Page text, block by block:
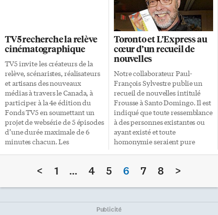
chanteuse franco-ivoirienne
aux multiples succès
internationaux avec son album
Métisse et des titres tels que On
va gâter le coin? Souffrance
Coupé-Décalé et […]
Terre, il y a un demi-milliard
d’années. Par des moyens
visuels inédits, notamment des
animations virtuelles
étonnantes, le site Web fait
revivre plus de 100 ans de
recherches et de découvertes,
où le ROM et Parcs Canada
jouent un rôle crucial.
L’exposition en ligne mettra en
vedette […]
TV5 recherche la relève
cinématographique
TV5 invite les créateurs de la
relève, scénaristes, réalisateurs
et artisans des nouveaux
médias à travers le Canada, à
participer à la 4e édition du
Fonds TV5 en soumettant un
projet de websérie de 5 épisodes
d’une durée maximale de 6
minutes chacun. Les
leurs projets. TV5 Québec
de financement aux projets
sélectionnés pour la production
Toronto et L’Express au
cœur d’un recueil de
nouvelles
Notre collaborateur Paul-
François Sylvestre publie un
recueil de nouvelles intitulé
Frousse à Santo Domingo. Il est
indiqué que toute ressemblance
à des personnes existantes ou
ayant existé et toute
homonymie seraient pure
fiction de faire bon ménage.
questions. L’Express Envoyé
spécial de L’Express est le titre
de la première nouvelle. Le
< 1 … 4 5 6 7 8 >
Publicité